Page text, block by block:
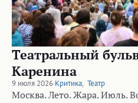
Театральный
Каренина
9 июля 2026·Критика, Театр
Москва. Лето. Жара. Июль.